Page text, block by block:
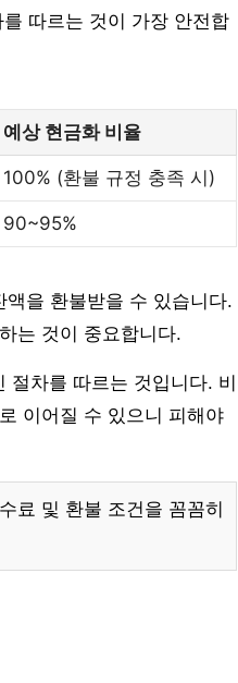
따르는 것이 가장 안전합
예상 현금화 비율
100% (환불 규정 충족 시)
90~95%
을 환불받을 수 있습니다.
는 것이 중요합니다.
절차를 따르는 것입니다. 비
이어질 수 있으니 피해야
료 및 환불 조건을 꼼꼼히